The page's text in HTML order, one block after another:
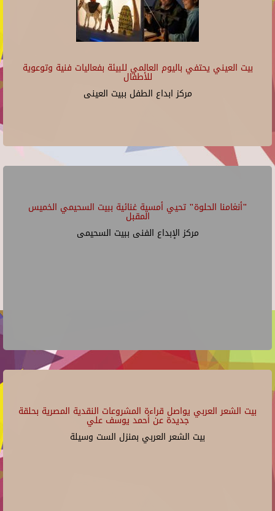
بيت العيني يحتفي باليوم العالمي للبيئة بفعاليات فنية وتوعوية
للأطفال
مركز ابداع الطفل ببيت العينى
"أنغامنا الحلوة" تحيي أمسية غنائية ببيت السحيمي الخميس
المقبل
مركز الإبداع الفنى ببيت السحيمى
بيت الشعر العربي يواصل قراءة المشروعات النقدية المصرية بحلقة
جديدة عن أحمد يوسف علي
بيت الشعر العربي بمنزل الست وسيلة